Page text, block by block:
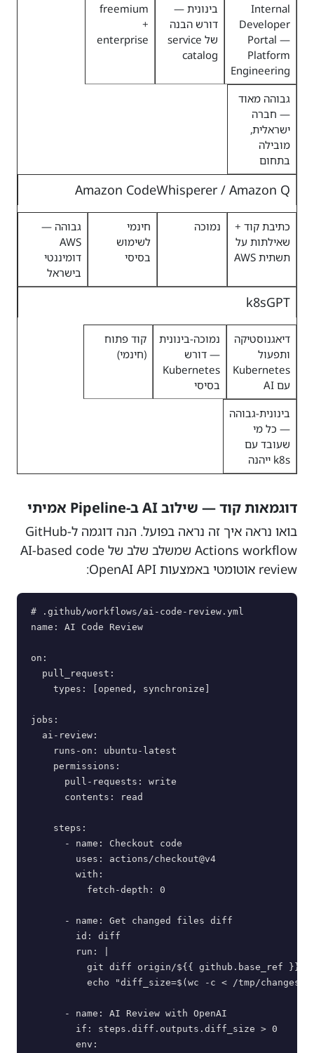
Internal
Developer
Portal —
Platform
Engineering
בינונית —
דורש הבנה
של service
catalog
freemium
+
enterprise
גבוהה מאוד
— חברה
ישראלית,
מובילה
בתחום
Amazon CodeWhisperer / Amazon Q
כתיבת קוד +
שאילתות על
תשתית AWS
נמוכה
חינמי
לשימוש
בסיסי
גבוהה —
AWS
דומיננטי
בישראל
k8sGPT
דיאגנוסטיקה
ותפעול
Kubernetes
עם AI
נמוכה-בינונית
— דורש
Kubernetes
בסיסי
קוד פתוח
(חינמי)
בינונית-גבוהה
— כל מי
שעובד עם
k8s ייהנה
דוגמאות קוד — שילוב AI ב-Pipeline אמיתי
בואו נראה איך זה נראה בפועל. הנה דוגמה ל-GitHub
Actions workflow שמשלב שלב של AI-based code
review אוטומטי באמצעות OpenAI API:
# .github/workflows/ai-code-review.yml
name: AI Code Review
on:
  pull_request:
    types: [opened, synchronize]
jobs:
  ai-review:
    runs-on: ubuntu-latest
    permissions:
      pull-requests: write
      contents: read
    steps:
      - name: Checkout code
        uses: actions/checkout@v4
        with:
          fetch-depth: 0
      - name: Get changed files diff
        id: diff
        run: |
git diff origin/${{ github.base_ref
echo "diff_size=$(wc -c < /tmp/
      - name: AI Review with OpenAI
        if: steps.diff.outputs.diff_size > 0
        env: